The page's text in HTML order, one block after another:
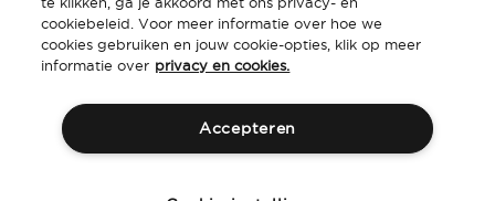
Overcookiebeleid. Voor meer informatie over hoe we
cookies gebruiken en jouw cookie-opties, klik op meer
informatie over privacy en cookies.
Accepteren